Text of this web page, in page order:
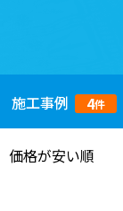
施工事例 4件
価格が安い順